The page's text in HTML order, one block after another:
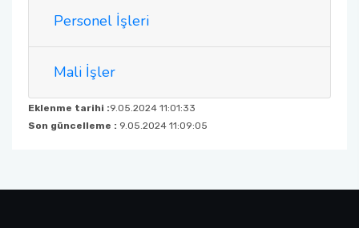
Personel İşleri
Mali İşler
Eklenme tarihi :9.05.2024 11:01:33
Son güncelleme : 9.05.2024 11:09:05
Askerlik İşlemleri İle İlgili Formlar
Özel Öğrenci
Öğrenci İşleri Daire Başkanlığı
Uluslararasılaşma Birim Koordinatörlüğü